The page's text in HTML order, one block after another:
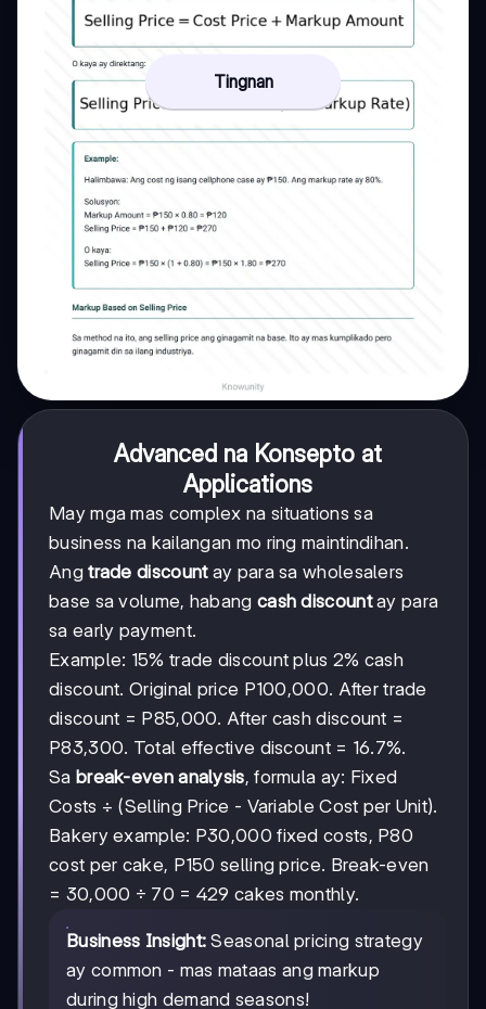
Tingnan
Advanced na Konsepto at
Applications
May mga mas complex na situations sa
business na kailangan mo ring maintindihan.
Angtrade discountay para sa wholesalers
base sa volume, habang cash discountay para
sa early payment.
Example: 15% trade discount plus 2% cash
discount. Original price P100,000. After trade
discount = P85,000. After cash discount =
P83,300. Total effective discount = 16.7%.
Sa break-even analysis, formula ay: Fixed
Costs ÷ (Selling Price - Variable Cost per Unit).
Bakery example: P30,000 fixed costs, P80
cost per cake, P150 selling price. Break-even
= 30,000 ÷ 70 = 429 cakes monthly.
Business Insight: Seasonal pricing strategy
ay common - mas mataas ang markup
during high demand seasons!